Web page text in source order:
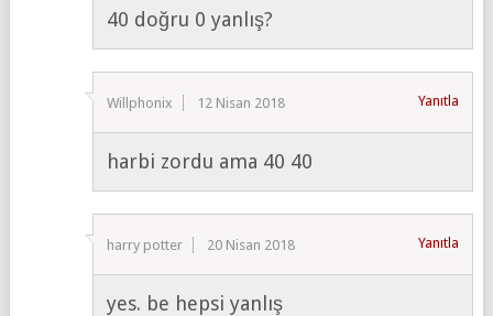
40 doğru 0 yanlış?
Willphonix 12 Nisan 2018 Yanıtla
harbi zordu ama 40 40
harry potter 20 Nisan 2018 Yanıtla
yes. be hepsi yanlış